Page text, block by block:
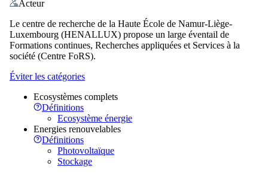
Acteur
Le centre de recherche de la Haute École de Namur-Liège-
Luxembourg (HENALLUX) propose un large éventail de
Formations continues, Recherches appliquées et Services à la
société (Centre FoRS).
Éviter les catégories
Ecosystèmes complets
Définitions
Ecosystème énergie
Energies renouvelables
Définitions
Photovoltaïque
Stockage